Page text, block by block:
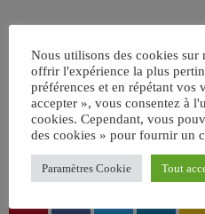
ÉCRIT PAR:JEAN-CLAUDE
Nous utilisons des cookies sur
offrir l'expérience la plus
préférences et en répétant vos
accepter », vous consentez à
cookies. Cependant, vous
des cookies » pour fournir un
Paramètres Cookie Tout